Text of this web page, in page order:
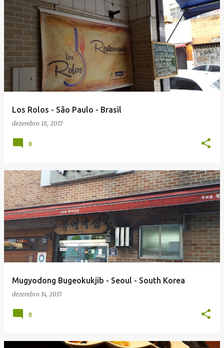
Los Rolos - São Paulo - Brasil
dezembro 18, 2017
0
Mugyodong Bugeokukjib - Seoul - South Korea
dezembro 14, 2017
0